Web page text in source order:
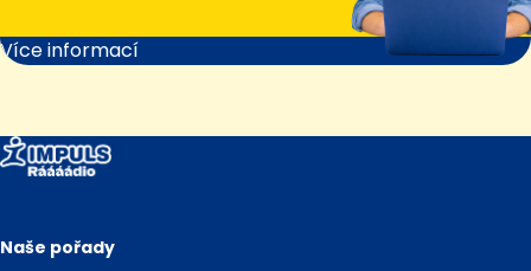
Více informací
Naše pořady